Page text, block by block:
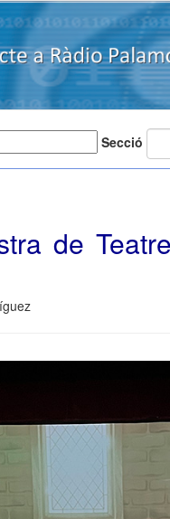
Secció
de